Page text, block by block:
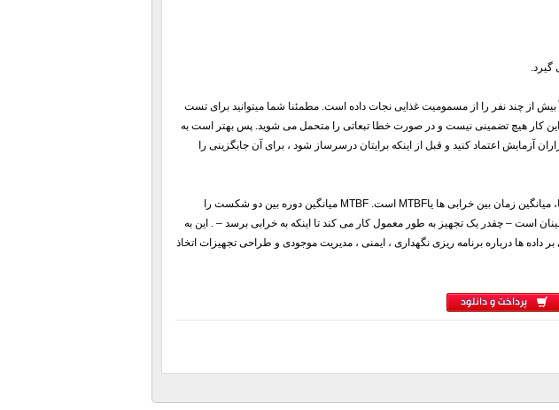
از چند نفر را از مسمومیت غذایی نجات داده است. مطمئنا شما میتوانید برای تست
این کار هیچ تضمینی نیست و در صورت خطا تبعاتی را متحمل می شوید. پس بهتر است به
آزمایش اعتماد کنید و قبل از اینکه برایتان درسرساز شود ، برای آن جایگزینی را
بهترین تاریخ برای تعمیر تجهیزات شما ، قبل از از کارافتادگی آنها، میانگین زمان بین خرابی ها یاMTBF است. MTBF میانگین دوره بین دو شکست را
است – چقدر یک تجهیز به طور معمول کار می کند تا اینکه به خرابی برسد – . این به
ها درباره برنامه ریزی نگهداری ، ایمنی ، مدیریت موجودی و طراحی تجهیزات اتخاذ
پرداخت و دانلود